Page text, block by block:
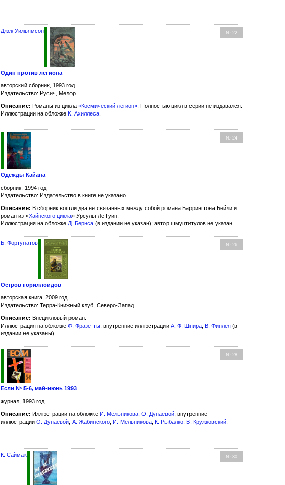
№ 22
Джек Уильямсон
Один против легиона
авторский сборник, 1993 год
Издательство: Русич, Мелор
Описание: Романы из цикла«Космический легион» . Полностью цикл в серии не издавался.
Иллюстрации на обложке К. Ахиллеса
№ 24
Одежды Кайана
сборник, 1994 год
Издательство: Издательство в книге не указано
Описание: В сборник вошли два не связанных между собой романа Баррингтона Бейли и
роман из «Хайнского цикла» Урсулы Ле Гуин.
Иллюстрация на обложкеД. Бернса (в издании не указан); автор шмуцтитулов не указан.
№ 26
Б. Фортунатов
Остров гориллоидов
авторская книга, 2009 год
Издательство: Терра-Книжный клуб, Северо-Запад
Описание: Внецикловый роман.
Иллюстрация на обложкеФ. Фразетты; внутренние иллюстрацииА. Ф. Шпира В. Финлея (в
издании не указаны).
№ 28
Если № 5-6, май-июнь 1993
журнал, 1993 год
Описание: Иллюстрации на обложке И. Мельникова ,О. Дунаевой; внутренние
иллюстрацииО. Дунаевой ,А. Жабинского И. Мельникова К. Рыбалко В. Кружковский
№ 30
К. Саймак